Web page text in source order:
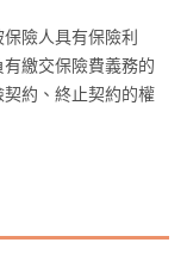
險人具有保險利
繳交保險費義務的
約、終止契約的權